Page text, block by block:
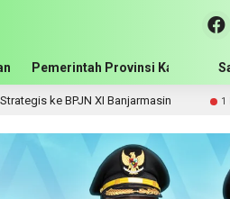
Pemerintah Provinsi Kalimantan
1 hari lalu DPRD Tanah